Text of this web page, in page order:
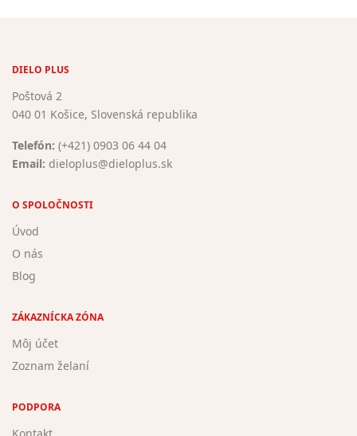
DIELO PLUS
Poštová 2
040 01 Košice, Slovenská republika
Telefón: (+421) 0903 06 44 04
Email: dieloplus@dieloplus.sk
O SPOLOČNOSTI
Úvod
O nás
Blog
ZÁKAZNÍCKA ZÓNA
Môj účet
Zoznam želaní
PODPORA